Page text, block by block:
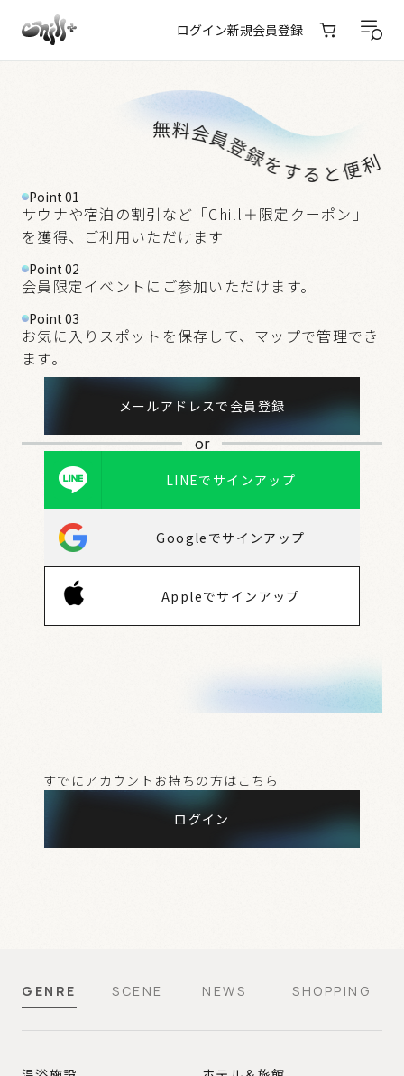
ログイン新規会員登録
Point 01
サウナや宿泊の割引など「Chill＋限定クーポン」
を獲得、ご利用いただけます
Point 02
会員限定イベントにご参加いただけます。
Point 03
お気に入りスポットを保存して、マップで管理でき
ます。
メールアドレスで会員登録
or
LINEでサインアップ
Googleでサインアップ
Appleでサインアップ
すでにアカウントお持ちの方はこちら
ログイン
GENRE SCENE NEWS SHOPPING